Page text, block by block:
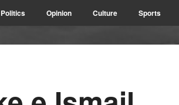
Politics Opinion Culture Sports